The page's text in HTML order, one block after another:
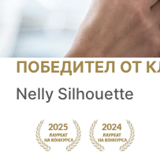
ПОБЕДИТЕЛ ОТ
Nelly Silhouette